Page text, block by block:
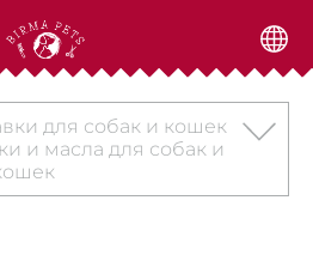
для собак и кошек
и масла для собак и